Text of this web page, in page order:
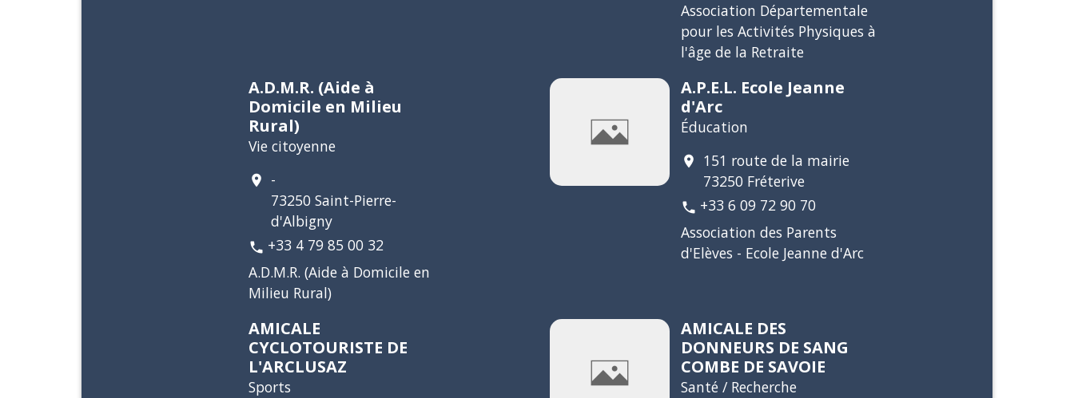
Association Départementale
pour les Activités Physiques à
l'âge de la Retraite
A.D.M.R. (Aide à
Domicile en Milieu
Rural)
Vie citoyenne
location_on
-
73250 Saint-Pierre-
d'Albigny
phone +33 4 79 85 00 32
A.D.M.R. (Aide à Domicile en
Milieu Rural)
A.P.E.L. Ecole Jeanne
d'Arc
Éducation
location_on
151 route de la mairie
73250 Fréterive
phone +33 6 09 72 90 70
Association des Parents
d'Elèves - Ecole Jeanne d'Arc
AMICALE
CYCLOTOURISTE DE
L'ARCLUSAZ
Sports
AMICALE DES
DONNEURS DE SANG
COMBE DE SAVOIE
Santé / Recherche